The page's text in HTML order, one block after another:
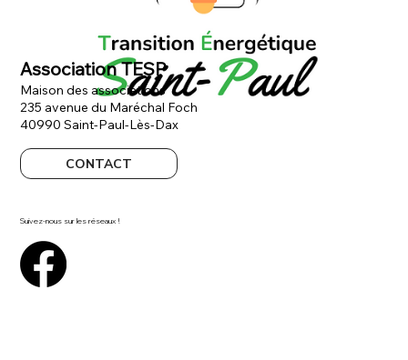
Association TESP
Maison des associations
235 avenue du Maréchal Foch
40990 Saint-Paul-Lès-Dax
CONTACT
Suivez-nous sur les réseaux !